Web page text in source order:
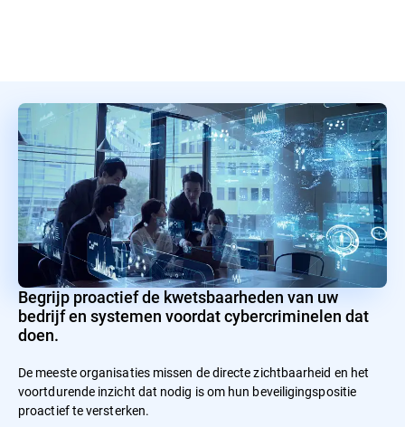
Begrijp proactief de kwetsbaarheden van uw
bedrijf en systemen voordat cybercriminelen dat
doen.
De meeste organisaties missen de directe zichtbaarheid en het
voortdurende inzicht dat nodig is om hun beveiligingspositie
proactief te versterken.